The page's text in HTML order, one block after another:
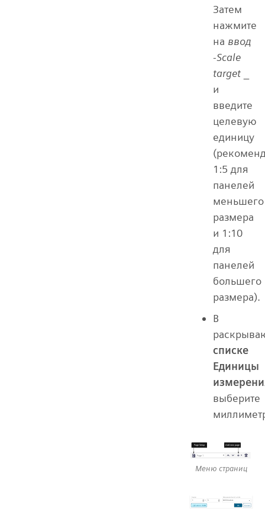
Затем
нажмите
на ввод
-Scale
target
и
введите
целевую
единицу
1:5 для
панелей
меньшего
размера
и 1:10
для
панелей
большего
размера).
В
списке
Единицы
выберите
Меню страниц